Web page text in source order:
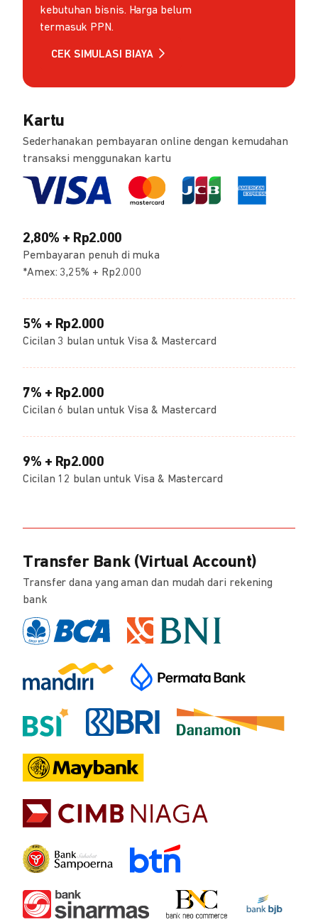
kebutuhan bisnis. Harga belum
termasuk PPN.
CEK SIMULASI BIAYA
Kartu
Sederhanakan pembayaran online dengan kemudahan
transaksi menggunakan kartu
2,80% + Rp2.000
Pembayaran penuh di muka
*Amex: 3,25% + Rp2.000
5% + Rp2.000
Cicilan 3 bulan untuk Visa & Mastercard
7% + Rp2.000
Cicilan 6 bulan untuk Visa & Mastercard
9% + Rp2.000
Cicilan 12 bulan untuk Visa & Mastercard
Transfer Bank (Virtual Account)
Transfer dana yang aman dan mudah dari rekening
bank